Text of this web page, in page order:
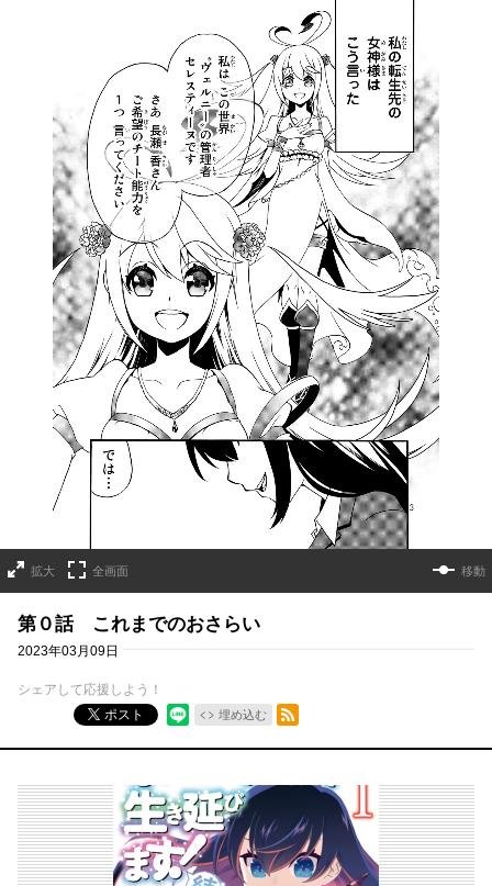
拡大 全画面 移動
第０話 これまでのおさらい
2023年03月09日
シェアして応援しよう！
ポスト
埋め込む
RSSフィード